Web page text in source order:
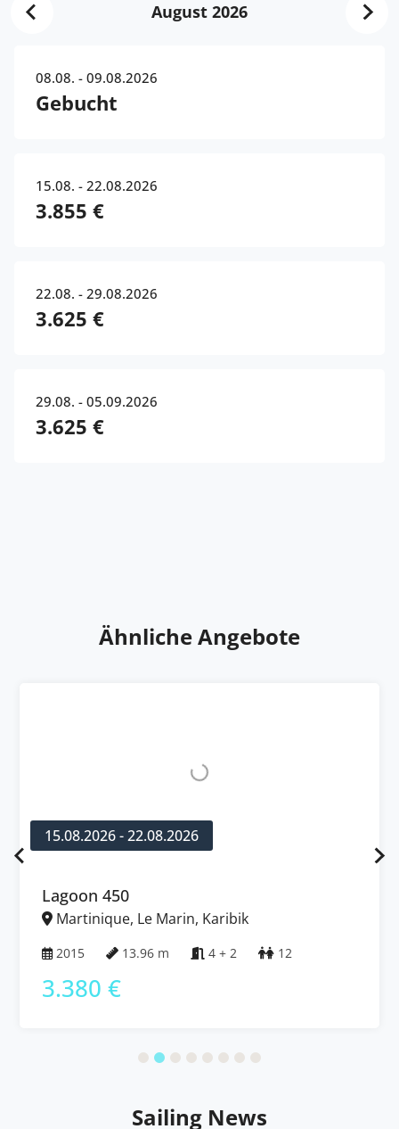
August 2026
08.08. - 09.08.2026
Gebucht
15.08. - 22.08.2026
3.855 €
22.08. - 29.08.2026
3.625 €
29.08. - 05.09.2026
3.625 €
Ähnliche Angebote
15.08.2026 - 22.08.2026
Lagoon 450
Martinique, Le Marin, Karibik
2015 13.96 m 4 + 2 12
3.380 €
Sailing News